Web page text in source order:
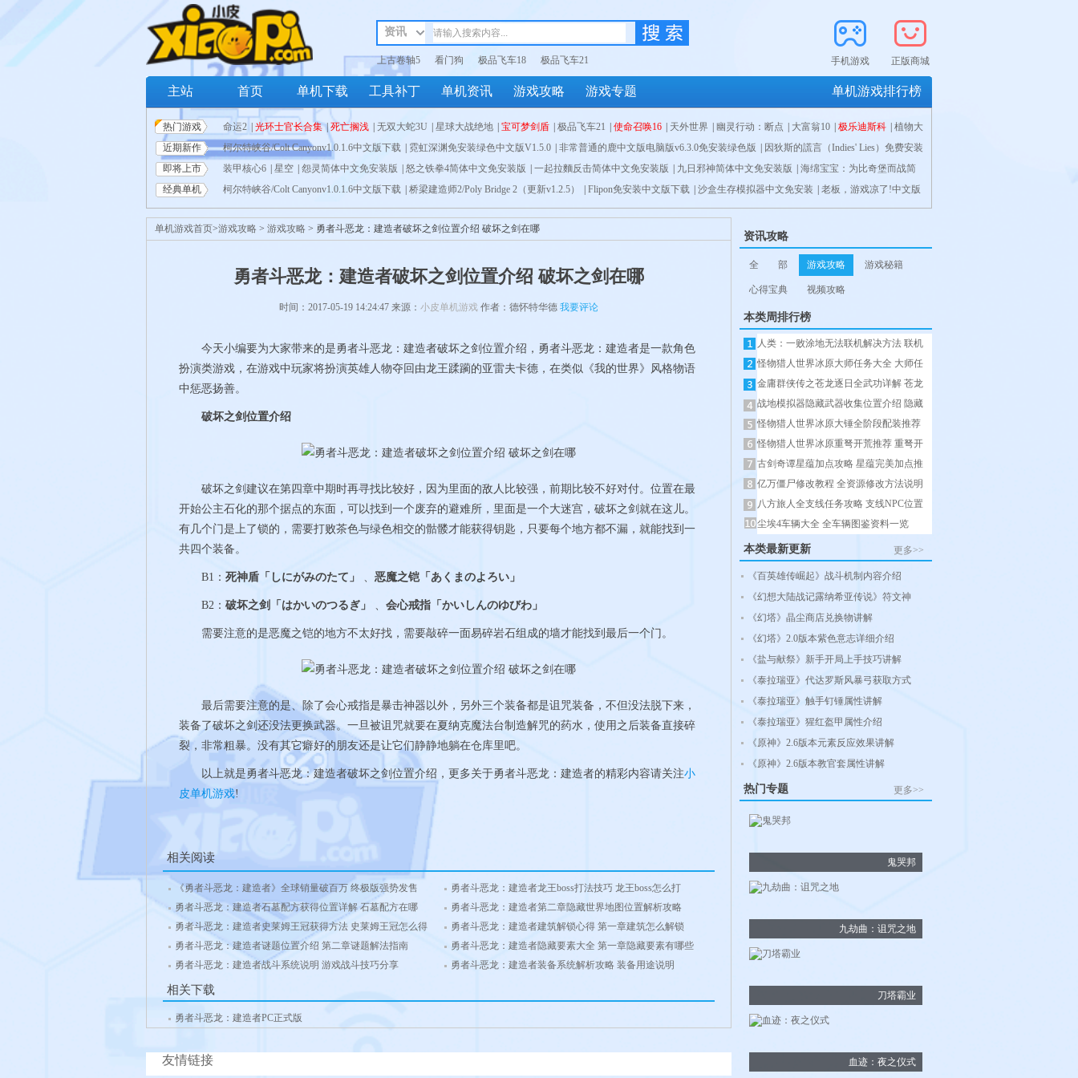
上古卷轴5 看门狗 极品飞车18 极品飞车21 手机游戏 正版商城
资讯
主站 首页 单机下载 工具补丁 单机资讯 游戏攻略 游戏专题 单机游戏排行榜
热门游戏 命运2 光环士官长合集| 死亡搁浅 无双大蛇3U 星球大战绝地 宝可梦剑盾 极品飞车21 使命召唤16 天外世界 幽灵行动：断点 大富翁10 极乐迪斯科
植物大
战僵尸：和睦小镇保卫战| 噬血代码 | 无主之地3| 全面战争：三国| 纪元1800 | NBA2K20| 遗迹:灰烬重生 | 只狼 |
近期新作 柯尔特峡谷/Colt Canyonv1.0.1.6中文版下载 霓虹深渊免安装绿色中文版V1.5.0 非常普通的鹿中文版电脑版v6.3.0免安装绿色版
因狄斯的謊言（Indies' Lies）免费安装
中文版| 蓝色协议简体中文免安装版| 核爆RPG特鲁多格勒简体中文免安装版 | 辐射76:废土人简体中文免安装版| valorant简体中文免安装版| Grounded简体中文免安装
版| 僵尸世界大战年度版简体中文免安装版 Jet Lancer简体中文免安装版| 妖精的尾巴简体中文免安装版 | Old World简体中文免安装版| 幽浮:奇美拉战队简体中文免安
装版| 战争机器:战术小队简体中文免安装版| 胡闹搬家简体中文免安装版| 幽灵行动：断点简体中文免安装版| 龙珠Z：卡卡罗特简体中文免安装版| 部落与弯
刀| GTFO |
即将上市 装甲核心6 星空 怨灵简体中文免安装版 怒之铁拳4简体中文免安装版 一起拉麵反击简体中文免安装版 九日邪神简体中文免安装版
海绵宝宝：为比奇堡而战简
体中文免安装版 | Hytale简体中文免安装版| 影子战场简体中文免安装版 | 雪地奔驰SnowRunner简体中文免安装版 | 超级磁力机器人简体中文免安装版 | 幽浮:奇美拉战
队简体中文免安装版| 战争机器:战术小队简体中文免安装版| 胡闹搬家简体中文免安装版| 三国志14| 嗜血边缘| 废土3| 魔兽争霸3重制版| 毁灭战士：永恒| 赛博朋克
2077|
经典单机 柯尔特峡谷/Colt Canyonv1.0.1.6中文版下载 桥梁建造师2/Poly Bridge 2（更新v1.2.5） Flipon免安装中文版下载 沙盒生存模拟器中文免安装
老板，游戏凉了!中文版
免下载| 无尽梦魇(Neverending Nightmares)免安装下载| 王国保卫战：复仇 (KR Vengeance)免安装版| 海上神枪手（V1.00）免安装中文版| 游戏发展国 (Game Dev
Tycoon)PC中文版下载（v1.7.0）| 朗克历险记v1.9.1官方中文| 勇气地牢：正义的意义 原味日文NSP原版 盗贼遗产2|Rogue Legacy 2 V1.0.1中文学习版
最终幻想14简体中文免安装版| 暗影帮派简体中文
免安装版| 幽灵行动：断点简体中文免安装版| 我的世界 |
单机游戏首页>游戏攻略 > 游戏攻略 > 勇者斗恶龙：建造者破坏之剑位置介绍 破坏之剑在哪
勇者斗恶龙：建造者破坏之剑位置介绍 破坏之剑在哪
时间：2017-05-19 14:24:47 来源： 小皮单机游戏 作者：德怀特华德 我要评论
今天小编要为大家带来的是勇者斗恶龙：建造者破坏之剑位置介绍，勇者斗恶龙：建造者是一款角色
扮演类游戏，在游戏中玩家将扮演英雄人物夺回由龙王蹂躏的亚雷夫卡德，在类似《我的世界》风格物语
中惩恶扬善。
破坏之剑位置介绍
破坏之剑建议在第四章中期时再寻找比较好，因为里面的敌人比较强，前期比较不好对付。位置在最
开始公主石化的那个据点的东面，可以找到一个废弃的避难所，里面是一个大迷宫，破坏之剑就在这儿。
有几个门是上了锁的，需要打败茶色与绿色相交的骷髅才能获得钥匙，只要每个地方都不漏，就能找到一
共四个装备。
B1： 死神盾「しにがみのたて」 、 恶魔之铠「あくまのよろい」
B2： 破坏之剑「はかいのつるぎ」 、 会心戒指「かいしんのゆびわ」
需要注意的是恶魔之铠的地方不太好找，需要敲碎一面易碎岩石组成的墙才能找到最后一个门。
最后需要注意的是、除了会心戒指是暴击神器以外，另外三个装备都是诅咒装备，不但没法脱下来，
装备了破坏之剑还没法更换武器。一旦被诅咒就要在夏纳克魔法台制造解咒的药水，使用之后装备直接碎
裂，非常粗暴。没有其它癖好的朋友还是让它们静静地躺在仓库里吧。
以上就是勇者斗恶龙：建造者破坏之剑位置介绍，更多关于勇者斗恶龙：建造者的精彩内容请关注小
皮单机游戏!
相关阅读
《勇者斗恶龙：建造者》全球销量破百万 终极版强势发售
勇者斗恶龙：建造者龙王boss打法技巧 龙王boss怎么打
勇者斗恶龙：建造者石墓配方获得位置详解 石墓配方在哪
勇者斗恶龙：建造者第二章隐藏世界地图位置解析攻略
勇者斗恶龙：建造者史莱姆王冠获得方法 史莱姆王冠怎么得
勇者斗恶龙：建造者建筑解锁心得 第一章建筑怎么解锁
勇者斗恶龙：建造者谜题位置介绍 第二章谜题解法指南
勇者斗恶龙：建造者隐藏要素大全 第一章隐藏要素有哪些
勇者斗恶龙：建造者战斗系统说明 游戏战斗技巧分享
勇者斗恶龙：建造者装备系统解析攻略 装备用途说明
相关下载
勇者斗恶龙：建造者PC正式版
友情链接
资讯攻略
全 部 游戏攻略 游戏秘籍
心得宝典 视频攻略
本类周排行榜
人类：一败涂地无法联机解决方法 联机
怪物猎人世界冰原大师任务大全 大师任
金庸群侠传之苍龙逐日全武功详解 苍龙
战地模拟器隐藏武器收集位置介绍 隐藏
怪物猎人世界冰原大锤全阶段配装推荐
怪物猎人世界冰原重弩开荒推荐 重弩开
古剑奇谭星蕴加点攻略 星蕴完美加点推
亿万僵尸修改教程 全资源修改方法说明
八方旅人全支线任务攻略 支线NPC位置
尘埃4车辆大全 全车辆图鉴资料一览
更多>>
本类最新更新
《百英雄传崛起》战斗机制内容介绍
《幻想大陆战记露纳希亚传说》符文神
《幻塔》晶尘商店兑换物讲解
《幻塔》2.0版本紫色意志详细介绍
《盐与献祭》新手开局上手技巧讲解
《泰拉瑞亚》代达罗斯风暴弓获取方式
《泰拉瑞亚》触手钉锤属性讲解
《泰拉瑞亚》猩红盔甲属性介绍
《原神》2.6版本元素反应效果讲解
《原神》2.6版本教官套属性讲解
更多>>
热门专题
鬼哭邦
九劫曲：诅咒之地
刀塔霸业
血迹：夜之仪式